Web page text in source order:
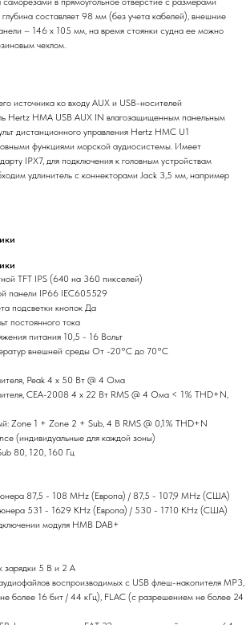
составляет 98 мм (без учета кабелей), внешние
– 146 х 105 мм, на время стоянки судна ее можно
чехлом.
источника ко входу AUX и USB-носителей
Hertz HMA USB AUX IN влагозащищенным панельным
дистанционного управления Hertz HMC U1
функциями морской аудиосистемы. Имеет
IPX7, для подключения к головным устройствам
удлинитель с коннекторами Jack 3,5 мм, например
TFT IPS (640 на 360 пикселей)
панели IP66 IEC605529
подсветки кнопок Да
постоянного тока
питания 10,5 - 16 Вольт
внешней среды От -20°C до 70°C
Peak 4 х 50 Вт @ 4 Ома
CEA-2008 4 х 22 Вт RMS @ 4 Ома < 1% THD+N,
Zone 1 + Zone 2 + Sub, 4 В RMS @ 0,1% THD+N
(индивидуальные для каждой зоны)
80, 120, 160 Гц
87,5 - 108 MHz (Европа) / 87,5 - 107,9 MHz (США)
531 - 1629 КHz (Европа) / 530 - 1710 КHz (США)
модуля HMB DAB+
зарядки 5 В и 2 А
воспроизводимых с USB флеш-накопителя MP3,
более 16 бит / 44 кГц), FLAC (с разрешением не более 24